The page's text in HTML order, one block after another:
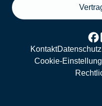
KontaktDatenschutz
Cookie-